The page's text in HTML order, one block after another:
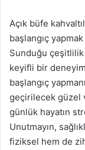
Açık büfe
başlangıç
Sunduğu çeşitlilik
keyifli bir
başlangıç
geçirilecek güzel
günlük hayatın
Unutmayın,
fiziksel hem de